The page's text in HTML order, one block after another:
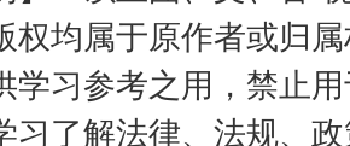
权均属于原作者或归
学习参考之用，禁止
习了解法律、法规、